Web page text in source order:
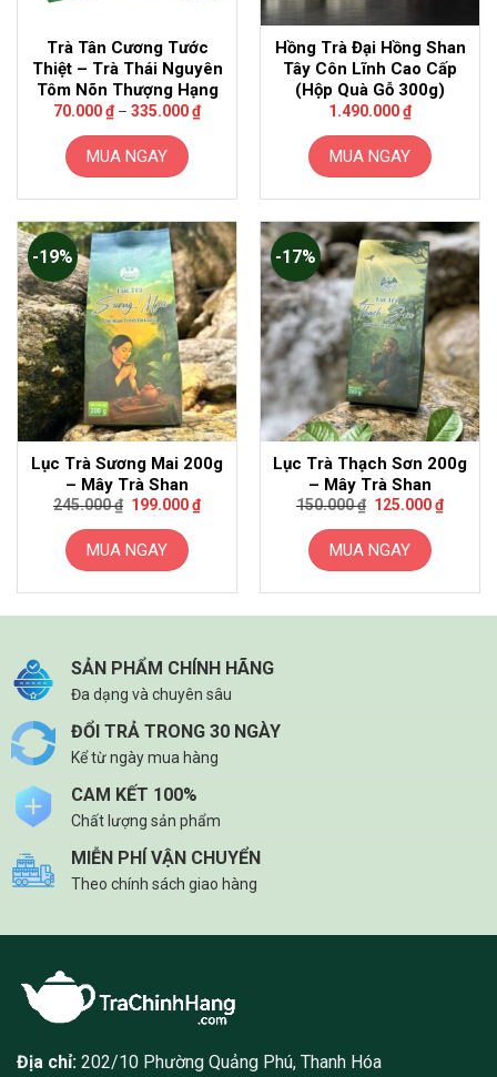
thể
được
chọn
trên
trang
phẩm
Trà Tân Cương Tước
Thiệt – Trà Thái Nguyên
Tôm Nõn Thượng Hạng
70.000₫ – 335.000₫Khoảng
giá:
MUA NGAY
này
nhiều
biến
thể.
Các
tùy
chọn
có
thể
được
chọn
trên
sản
Hồng Trà Đại Hồng Shan
Tây Côn Lĩnh Cao Cấp
(Hộp Quà Gỗ 300g)
1.490.000₫
MUA NGAY
-19%
Lục Trà Sương Mai 200g
– Mây Trà Shan
245.000₫ Giá
là:
245.000 ₫.
199.000₫Giá
hiện
MUA NGAY
-17%
Lục Trà Thạch Sơn 200g
– Mây Trà Shan
150.000₫ Giá
là:
150.000 ₫.
125.000₫Giá
hiện
MUA NGAY
SẢN PHẨM CHÍNH HÃNG
Đa dạng và chuyên sâu
ĐỔI TRẢ TRONG 30 NGÀY
Kể từ ngày mua hàng
CAM KẾT 100%
Chất lượng sản phẩm
MIỄN PHÍ VẬN CHUYỂN
Theo chính sách giao hàng
Địa chỉ: 202/10 Phường Quảng Phú, Thanh Hóa